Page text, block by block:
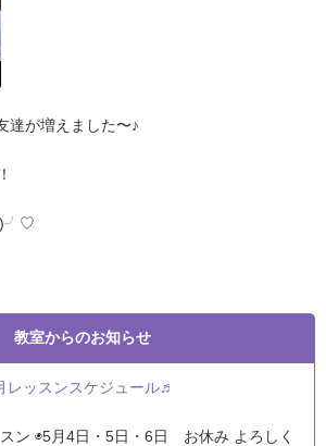
達が増えました〜♪
教室からのお知らせ
レッスンスケジュール♬
ン ◉5月4日・5日・6日 お休み よろしく